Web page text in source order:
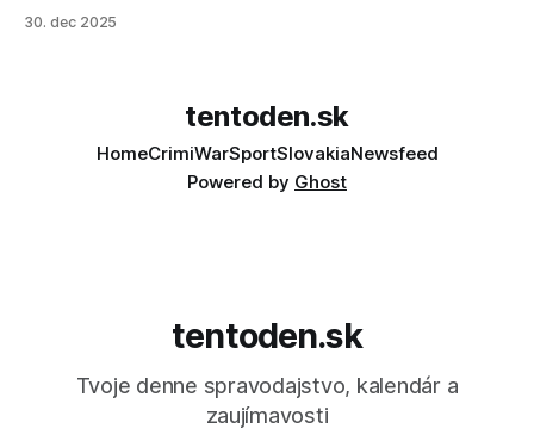
30. dec 2025
tentoden.sk
HomeCrimiWarSportSlovakiaNewsfeed
Powered by Ghost
tentoden.sk
Tvoje denne spravodajstvo, kalendár a
zaujímavosti